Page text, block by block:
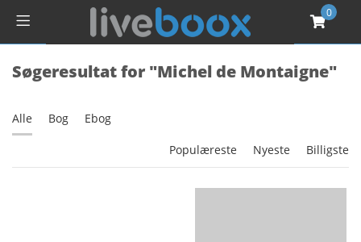
0
Søgeresultat for "Michel de Montaigne"
Alle Bog Ebog
Populæreste Nyeste Billigste